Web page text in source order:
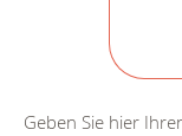
Geben Sie hier